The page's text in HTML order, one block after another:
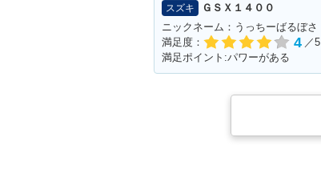
スズキ
ＧＳＸ１４００
ニックネーム：うっちーばるぼさ
満足度：
4 ／5
満足ポイント:パワーがある